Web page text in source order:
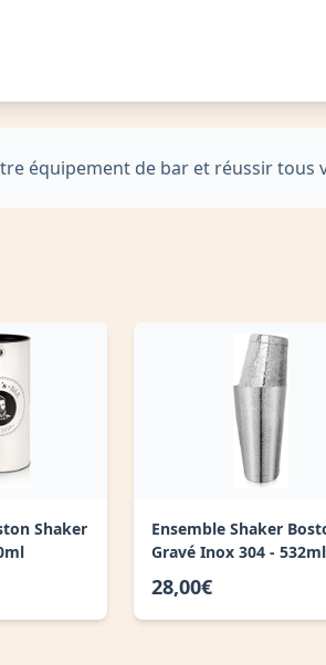
équipement de bar et réussir tous
Shaker
Ensemble Shaker
Gravé Inox 304 -
800ml
28,00€